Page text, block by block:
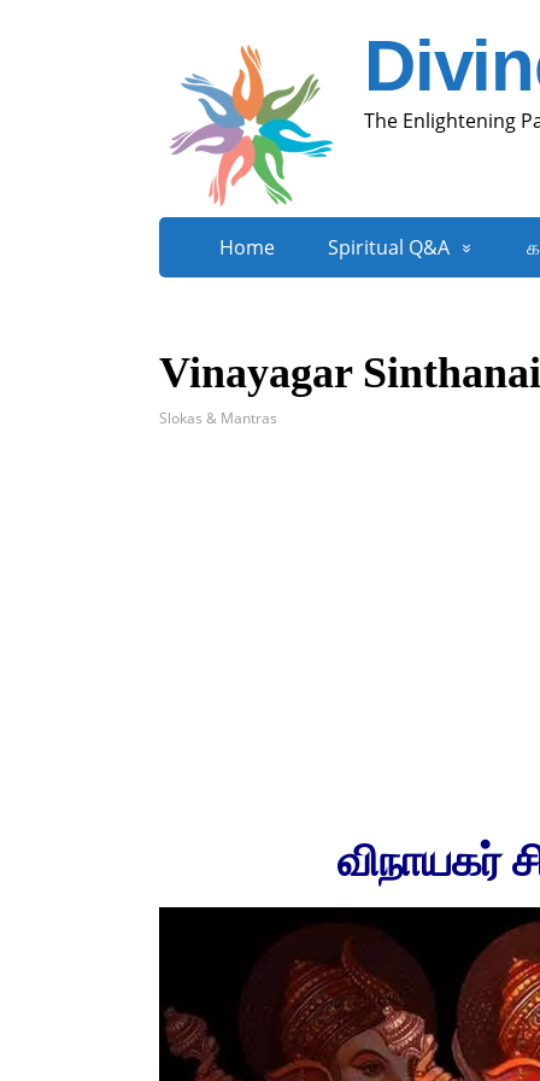
The Enlightening
Home Spiritual Q&A
Vinayagar
Slokas & Mantras